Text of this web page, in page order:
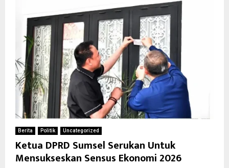
Berita Politik Uncategorized
Ketua DPRD Sumsel Serukan Untuk
Mensukseskan Sensus Ekonomi 2026